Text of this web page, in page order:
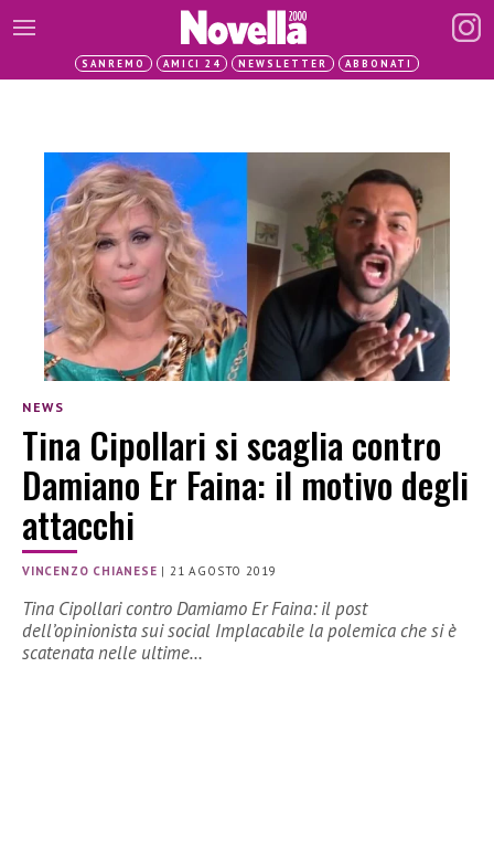
SANREMO AMICI 24 NEWSLETTER ABBONATI
NEWS
Tina Cipollari si scaglia contro
Damiano Er Faina: il motivo degli
attacchi
VINCENZO CHIANESE |21 AGOSTO 2019
Tina Cipollari contro Damiamo Er Faina: il post
dell’opinionista sui social Implacabile la polemica che si è
scatenata nelle ultime…